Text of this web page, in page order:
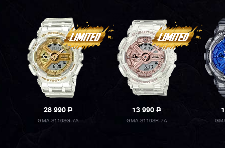
28 990P
GMA-S110SG-7A
13 990P
GMA-S110SR-7A